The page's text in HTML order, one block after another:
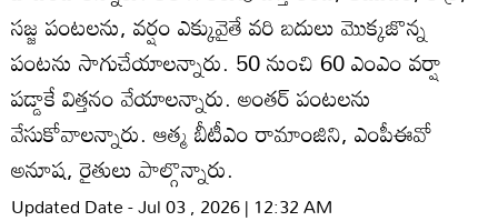
సజ్జ పంటలను, వర్షం ఎక్కువైతే వరి బదులు మొక్కజొన్న
పంటను సాగుచేయాలన్నారు. 50 నుంచి 60 ఎంఎం వర్షా
పడ్డాకే విత్తనం వేయాలన్నారు. అంతర్‌ పంటలను
వేసుకోవాలన్నారు. ఆత్మ బీటీఎం రామాంజిని, ఎంపీఈవో
అనూష, రైతులు పాల్గొన్నారు.
Updated Date - Jul 03 , 2026 | 12:32 AM